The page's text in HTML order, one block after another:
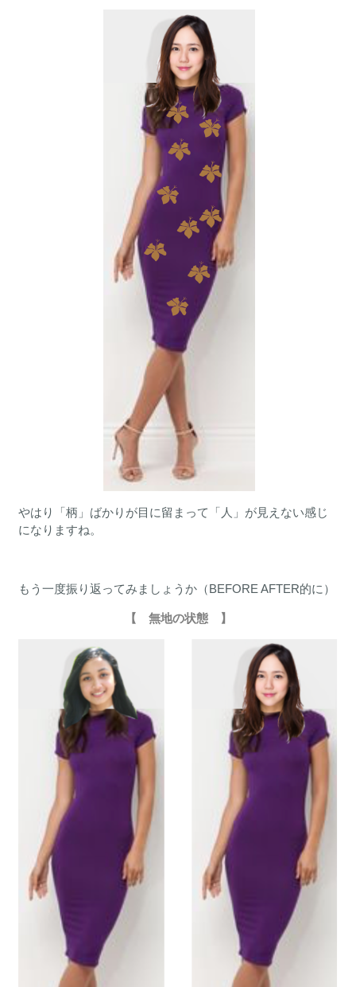
やはり「柄」ばかりが目に留まって「人」が見えない感じ
になりますね。
もう一度振り返ってみましょうか（BEFORE AFTER的に）
【 無地の状態 】